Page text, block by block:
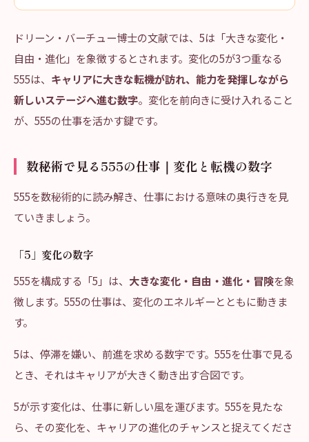
ドリーン・バーチュー博士の文献では、5は「大きな変化・
自由・進化」を象徴するとされます。変化の5が3つ重なる
555は、 キャリアに大きな転機が訪れ、能力を発揮しながら
新しいステージへ進む数字。変化を前向きに受け入れること
が、555の仕事を活かす鍵です。
数秘術で見る555の仕事｜変化と転機の数字
555を数秘術的に読み解き、仕事における意味の奥行きを見
ていきましょう。
「5」変化の数字
555を構成する「5」は、 大きな変化・自由・進化・冒険を象
徴します。555の仕事は、変化のエネルギーとともに動きま
す。
5は、停滞を嫌い、前進を求める数字です。555を仕事で見る
とき、それはキャリアが大きく動き出す合図です。
5が示す変化は、仕事に新しい風を運びます。555を見たな
ら、その変化を、キャリアの進化のチャンスと捉えてくださ